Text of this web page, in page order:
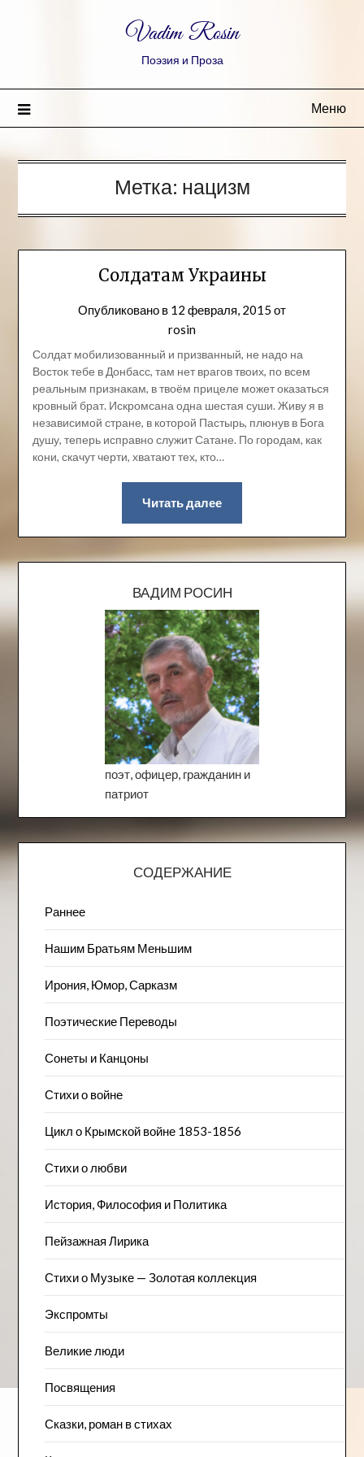
Vadim Rosin
Поэзия и Проза
Меню
Метка: нацизм
Солдатам Украины
Опубликовано в 12 февраля, 2015 от
rosin
Солдат мобилизованный и призванный, не надо на
Восток тебе в Донбасс, там нет врагов твоих, по всем
реальным признакам, в твоём прицеле может оказаться
кровный брат. Искромсана одна шестая суши. Живу я в
независимой стране, в которой Пастырь, плюнув в Бога
душу, теперь исправно служит Сатане. По городам, как
кони, скачут черти, хватают тех, кто…
Читать далее
ВАДИМ РОСИН
поэт, офицер, гражданин и
патриот
СОДЕРЖАНИЕ
Раннее
Нашим Братьям Меньшим
Ирония, Юмор, Сарказм
Поэтические Переводы
Сонеты и Канцоны
Стихи о войне
Цикл о Крымской войне 1853-1856
Стихи о любви
История, Философия и Политика
Пейзажна​я Лирика
Стихи о Музыке — Золотая коллекция
Экспромты
Великие люди
Посвящения
Сказки, роман в стихах